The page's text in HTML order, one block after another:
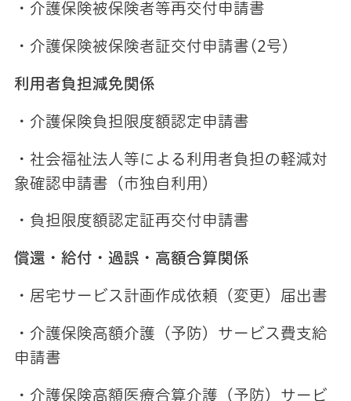
・介護保険被保険者等再交付申請書
・介護保険被保険者証交付申請書(2号)
利用者負担減免関係
・介護保険負担限度額認定申請書
・社会福祉法人等による利用者負担の軽減対
象確認申請書（市独自利用）
・負担限度額認定証再交付申請書
償還・給付・過誤・高額合算関係
・居宅サービス計画作成依頼（変更）届出書
・介護保険高額介護（予防）サービス費支給
申請書
・介護保険高額医療合算介護（予防）サービ